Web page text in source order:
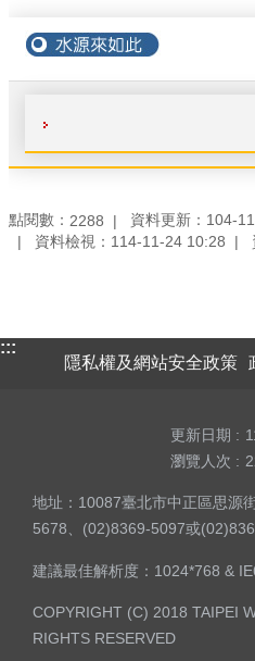
點閱數： 2288
資料更新：104-
資料檢視：114-11-24 10:28
:::
隱私權及網站安全政策
更新日期
瀏覽人次
地址：10087臺北市中正區思源
5678、(02)8369-5097或
建議最佳解析度：1024*768 &
COPYRIGHT (C) 2018 TAIPEI
RIGHTS RESERVED